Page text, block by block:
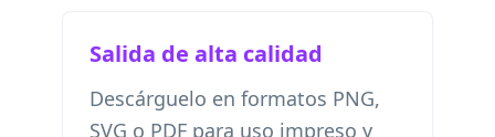
Salida de alta calidad
Descárguelo en formatos PNG,
SVG o PDF para uso impreso y